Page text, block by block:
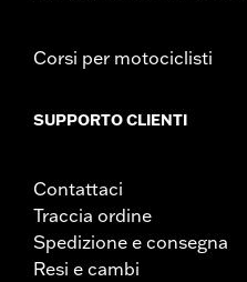
Corsi per motociclisti
SUPPORTO CLIENTI
Contattaci
Traccia ordine
Spedizione e consegna
Resi e cambi